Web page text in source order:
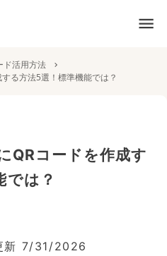
ド活用方法
る方法5選！標準機能では？
コードを作成す
では？
新 7/31/2026